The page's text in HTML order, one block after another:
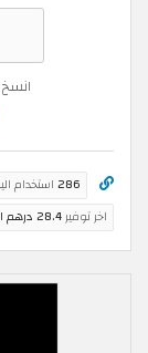
286استخدام
اخر توفير28.4 درهم اماراتي